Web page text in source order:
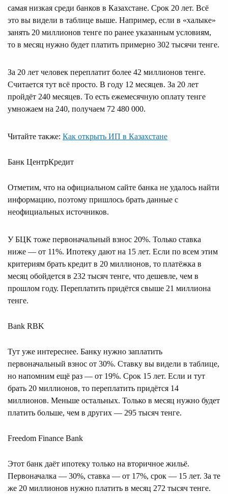
самая низкая среди банков в Казахстане. Срок 20 лет. Всё
это вы видели в таблице выше. Например, если в «халыке»
занять 20 миллионов тенге по ранее указанным условиям,
то в месяц нужно будет платить примерно 302 тысячи тенге.
За 20 лет человек переплатит более 42 миллионов тенге.
Считается тут всё просто. В году 12 месяцев. За 20 лет
пройдёт 240 месяцев. То есть ежемесячную оплату тенге
умножаем на 240, получаем 72 480 000.
Читайте также: Как открыть ИП в Казахстане
Банк ЦентрКредит
Отметим, что на официальном сайте банка не удалось найти
информацию, поэтому пришлось брать данные с
неофициальных источников.
У БЦК тоже первоначальный взнос 20%. Только ставка
ниже — от 11%. Ипотеку дают на 15 лет. Если по всем этим
критериям брать кредит в 20 миллионов, то платёжка в
месяц обойдется в 232 тысяч тенге, что дешевле, чем в
прошлом году. Переплатить придётся свыше 21 миллиона
тенге.
Bank RBK
Тут уже интереснее. Банку нужно заплатить
первоначальный взнос от 30%. Ставку вы видели в таблице,
но напомним ещё раз — от 19%. Срок 15 лет. Если и тут
брать 20 миллионов, то переплатить придётся 14
миллионов. Меньше остальных. Только в месяц нужно будет
платить больше, чем в других — 295 тысяч тенге.
Freedom Finance Bank
Этот банк даёт ипотеку только на вторичное жильё.
Первоначалка — 30%, ставка — от 17%, срок — 15 лет. За те
же 20 миллионов нужно платить в месяц 272 тысяч тенге.